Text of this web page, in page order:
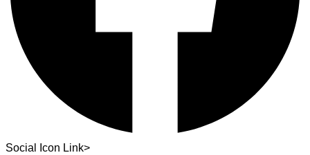
Social Icon Link>